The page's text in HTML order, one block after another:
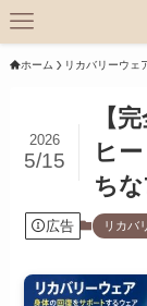
ホーム リカバリーウェ
【
ヒ
ち
2026
5/15
広告 リカバ